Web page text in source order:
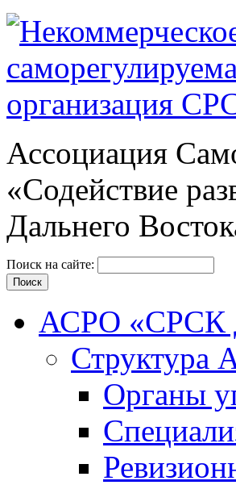
Ассоциация
«Содействие
Дальнего
Поиск на сайте:
АСРО «СРСК
Органы